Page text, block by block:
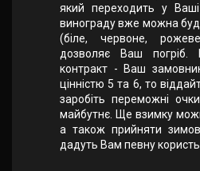
який переходить у
винограду вже можна
(біле, червоне,
дозволяє Ваш
контракт - Ваш
цінністю 5 та 6, то
заробіть переможні
майбутнє. Ще взимку
а також прийняти
дадуть Вам певну користь.